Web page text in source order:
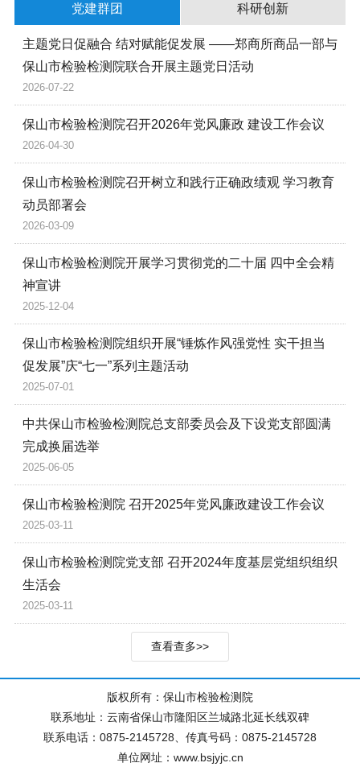
党建群团 科研创新
主题党日促融合 结对赋能促发展 ——郑商所商品一部与
保山市检验检测院联合开展主题党日活动
2026-07-22
保山市检验检测院召开2026年党风廉政 建设工作会议
2026-04-30
保山市检验检测院召开树立和践行正确政绩观 学习教育
动员部署会
2026-03-09
保山市检验检测院开展学习贯彻党的二十届 四中全会精
神宣讲
2025-12-04
保山市检验检测院组织开展“锤炼作风强党性 实干担当
促发展”庆“七一”系列主题活动
2025-07-01
中共保山市检验检测院总支部委员会及下设党支部圆满
完成换届选举
2025-06-05
保山市检验检测院 召开2025年党风廉政建设工作会议
2025-03-11
保山市检验检测院党支部 召开2024年度基层党组织组织
生活会
2025-03-11
查看查多>>
版权所有：保山市检验检测院
联系地址：云南省保山市隆阳区兰城路北延长线双碑
联系电话：0875-2145728、传真号码：0875-2145728
单位网址：www.bsjyjc.cn